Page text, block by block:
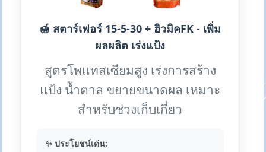
🍯 สตาร์เฟอร์ 15-5-30 + ฮิวมิคFK - เพิ่ม
ผลผลิต เร่งแป้ง
สูตรโพแทสเซียมสูง เร่งการสร้าง
แป้ง น้ำตาล ขยายขนาดผล เหมาะ
สำหรับช่วงเก็บเกี่ยว
✨ ประโยชน์เด่น: